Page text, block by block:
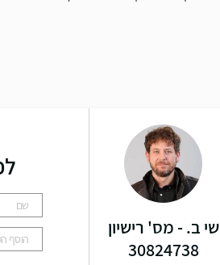
שי ב. - מס' רישיון
30824738